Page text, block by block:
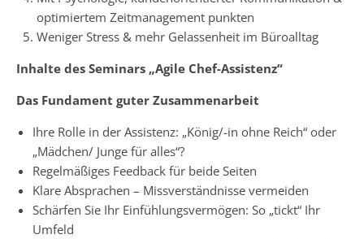
optimiertem Zeitmanagement punkten
Weniger Stress & mehr Gelassenheit im Büroalltag
Inhalte des Seminars „Agile Chef-Assistenz“
Das Fundament guter Zusammenarbeit
Ihre Rolle in der Assistenz: „König/-in ohne Reich“ oder
„Mädchen/ Junge für alles“?
Regelmäßiges Feedback für beide Seiten
Klare Absprachen – Missverständnisse vermeiden
Schärfen Sie Ihr Einfühlungsvermögen: So „tickt“ Ihr
Umfeld